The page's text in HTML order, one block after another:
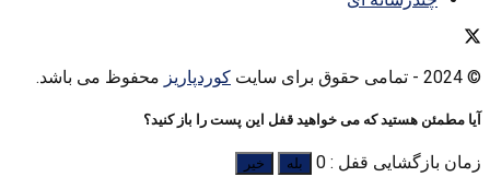
© 2024 - تمامی حقوق برای سایت کوردپاریز محفوظ می باشد.
آیا مطمئن هستید که می خواهید قفل این پست را باز کنید؟
زمان بازگشایی قفل : 0 بله خیر